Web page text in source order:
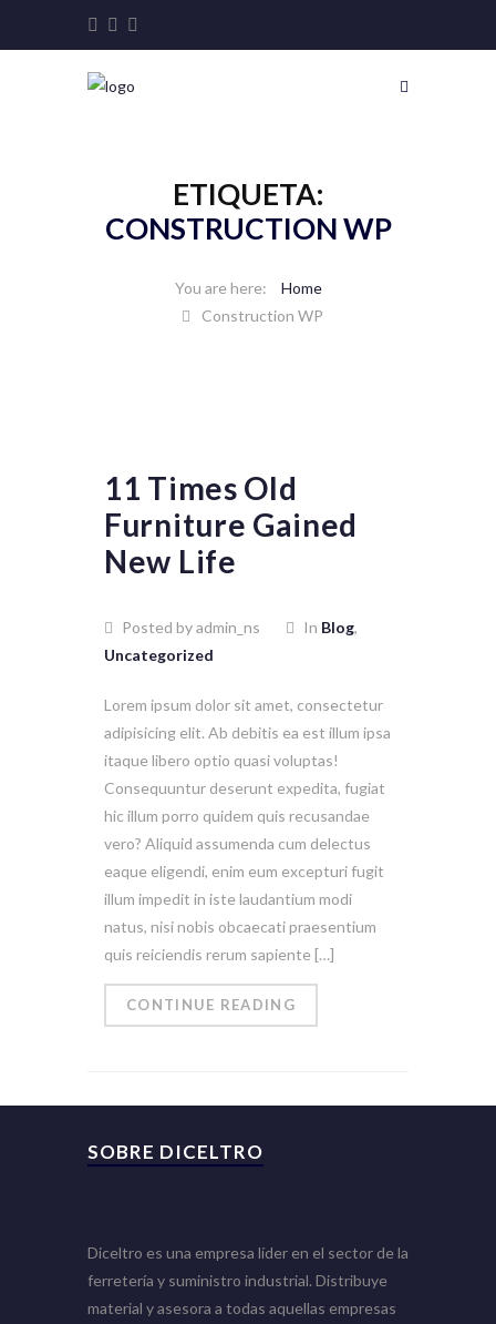
ETIQUETA:
CONSTRUCTION WP
Home
Construction WP
11 Times Old
Furniture Gained
New Life
Posted by admin_ns In Blog,
Uncategorized
Lorem ipsum dolor sit amet, consectetur
adipisicing elit. Ab debitis ea est illum ipsa
itaque libero optio quasi voluptas!
Consequuntur deserunt expedita, fugiat
hic illum porro quidem quis recusandae
vero? Aliquid assumenda cum delectus
eaque eligendi, enim eum excepturi fugit
illum impedit in iste laudantium modi
natus, nisi nobis obcaecati praesentium
quis reiciendis rerum sapiente […]
CONTINUE READING
SOBRE DICELTRO
Diceltro es una empresa líder en el sector de la
ferretería y suministro industrial. Distribuye
material y asesora a todas aquellas empresas